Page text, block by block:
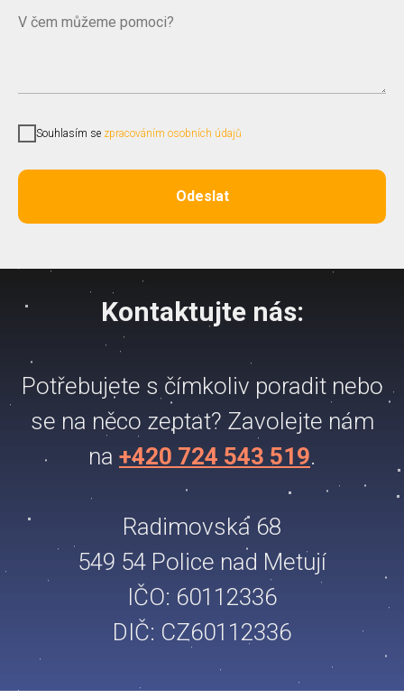
Souhlasím se zpracováním osobních údajů
Odeslat
Kontaktujte nás:
Potřebujete s čímkoliv poradit nebo
se na něco zeptat? Zavolejte nám
na +420 724 543 519.
Radimovská 68
549 54 Police nad Metují
IČO: 60112336
DIČ: CZ60112336